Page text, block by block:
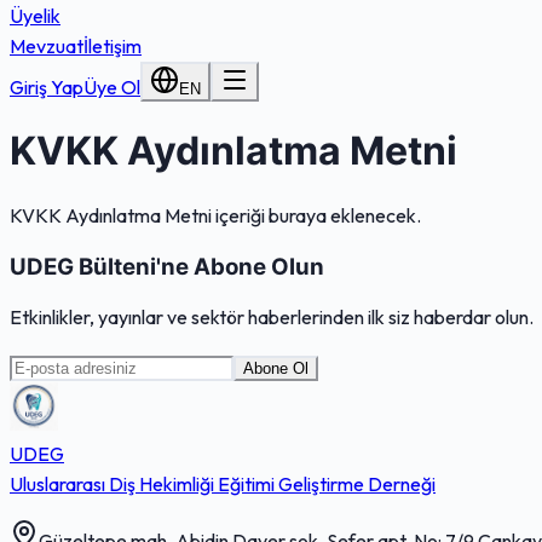
Üyelik
Mevzuatİletişim
Giriş YapÜye Ol EN
KVKK Aydınlatma Metni
KVKK Aydınlatma Metni içeriği buraya eklenecek.
UDEG Bülteni'ne Abone Olun
Etkinlikler, yayınlar ve sektör haberlerinden ilk siz haberdar olun.
Abone Ol
UDEG
Uluslararası Diş Hekimliği Eğitimi Geliştirme Derneği